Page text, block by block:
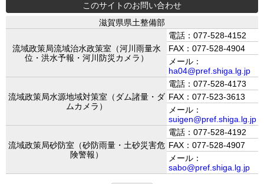
このサイトのお問い合わせ
滋賀県県土整備部
流域政策局流域治水政策室（河川雨量水
位・洪水予報・河川防災カメラ）
電話：077-528-4152
FAX：077-528-4904
メール：
ha04@pref.shiga.lg.jp
流域政策局水源地域対策室（ダム諸量・ダ
ムカメラ）
電話：077-528-4173
FAX：077-523-3613
メール：
suigen@pref.shiga.lg.jp
流域政策局砂防室（砂防雨量・土砂災害危
険警報）
電話：077-528-4192
FAX：077-528-4907
メール：
sabo@pref.shiga.lg.jp